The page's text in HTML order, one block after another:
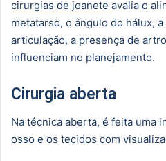
cirurgias de joanete avalia o
metatarso, o ângulo do hálux,
articulação, a presença de
influenciam no planejamento.
Cirurgia aberta
Na técnica aberta, é feita uma
osso e os tecidos com